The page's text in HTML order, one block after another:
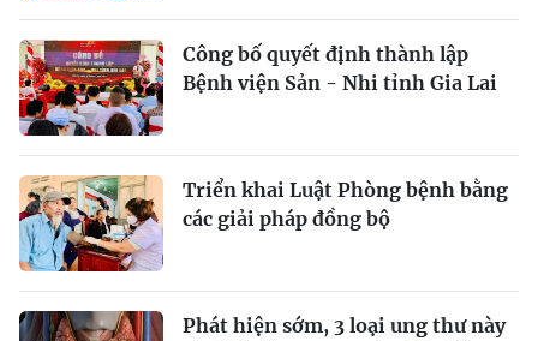
Công bố quyết định thành lập
Bệnh viện Sản - Nhi tỉnh Gia Lai
Triển khai Luật Phòng bệnh bằng
các giải pháp đồng bộ
Phát hiện sớm, 3 loại ung thư này